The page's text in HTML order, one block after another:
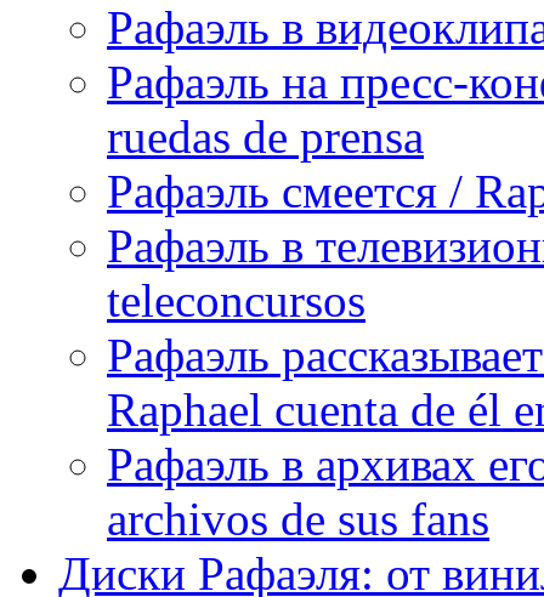
Рафаэль в
Рафаэль на пресс-
ruedas de prensa
Рафаэль смеется /
Рафаэль в
teleconcursos
Рафаэль
Raphael cuenta de él
Рафаэль в архивах
archivos de sus fans
Диски Рафаэля: от